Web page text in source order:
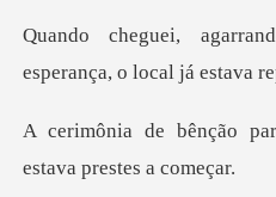
esperança, o local